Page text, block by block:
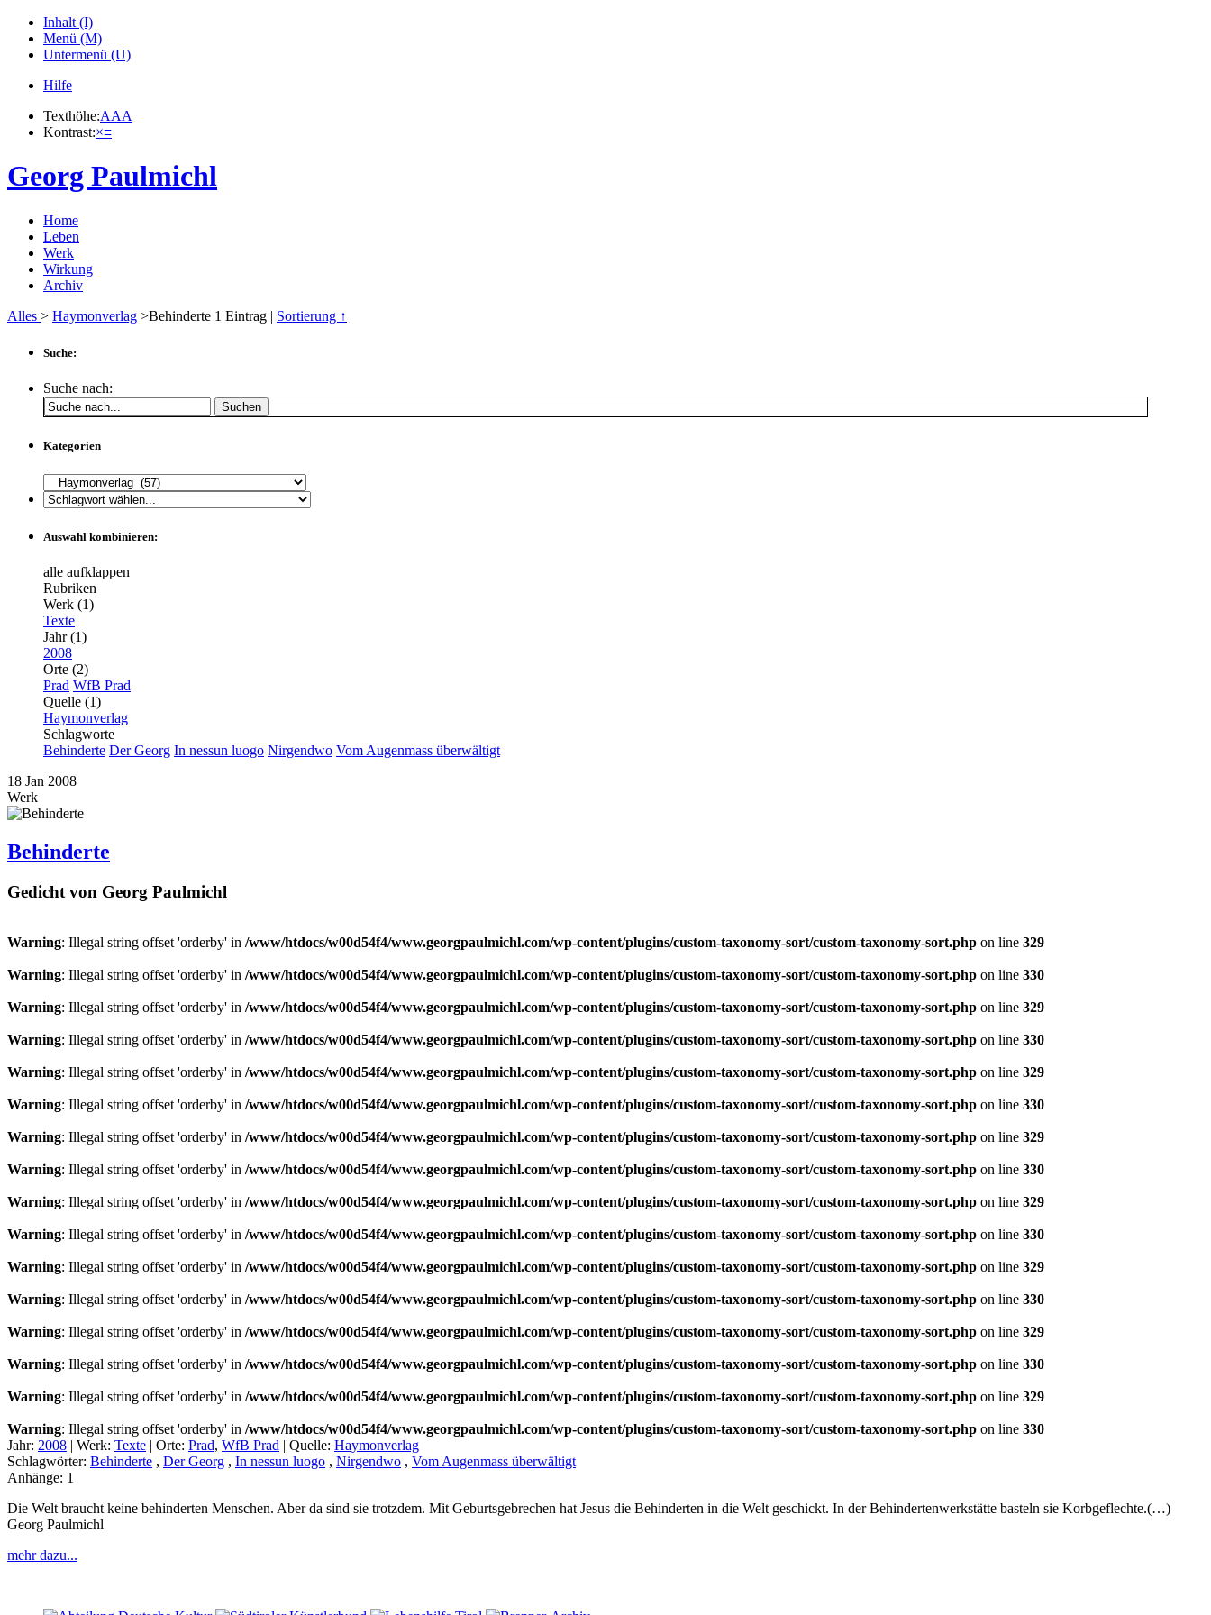
Inhalt (I)
Menü (M)
Untermenü (U)
Hilfe
Texthöhe:AAA
Kontrast:×≡
Georg Paulmichl
Home
Leben
Werk
Wirkung
Archiv
Alles > Haymonverlag >Behinderte 1 Eintrag | Sortierung ↑
Suche:
Suche nach:
Suchen
Kategorien
Auswahl kombinieren:
alle aufklappen
Rubriken
Werk (1)
Texte
Jahr (1)
2008
Orte (2)
Prad WfB Prad
Quelle (1)
Haymonverlag
Schlagworte
Behinderte Der Georg In nessun luogo Nirgendwo Vom Augenmass überwältigt
18 Jan 2008
Werk
Behinderte
Gedicht von Georg Paulmichl
Warning: Illegal string offset 'orderby' in /www/htdocs/w00d54f4/www.georgpaulmichl.com/wp-content/plugins/custom-taxonomy-sort/custom-taxonomy-sort.php on line 329
Warning: Illegal string offset 'orderby' in /www/htdocs/w00d54f4/www.georgpaulmichl.com/wp-content/plugins/custom-taxonomy-sort/custom-taxonomy-sort.php on line 330
Warning: Illegal string offset 'orderby' in /www/htdocs/w00d54f4/www.georgpaulmichl.com/wp-content/plugins/custom-taxonomy-sort/custom-taxonomy-sort.php on line 329
Warning: Illegal string offset 'orderby' in /www/htdocs/w00d54f4/www.georgpaulmichl.com/wp-content/plugins/custom-taxonomy-sort/custom-taxonomy-sort.php on line 330
Warning: Illegal string offset 'orderby' in /www/htdocs/w00d54f4/www.georgpaulmichl.com/wp-content/plugins/custom-taxonomy-sort/custom-taxonomy-sort.php on line 329
Warning: Illegal string offset 'orderby' in /www/htdocs/w00d54f4/www.georgpaulmichl.com/wp-content/plugins/custom-taxonomy-sort/custom-taxonomy-sort.php on line 330
Warning: Illegal string offset 'orderby' in /www/htdocs/w00d54f4/www.georgpaulmichl.com/wp-content/plugins/custom-taxonomy-sort/custom-taxonomy-sort.php on line 329
Warning: Illegal string offset 'orderby' in /www/htdocs/w00d54f4/www.georgpaulmichl.com/wp-content/plugins/custom-taxonomy-sort/custom-taxonomy-sort.php on line 330
Warning: Illegal string offset 'orderby' in /www/htdocs/w00d54f4/www.georgpaulmichl.com/wp-content/plugins/custom-taxonomy-sort/custom-taxonomy-sort.php on line 329
Warning: Illegal string offset 'orderby' in /www/htdocs/w00d54f4/www.georgpaulmichl.com/wp-content/plugins/custom-taxonomy-sort/custom-taxonomy-sort.php on line 330
Warning: Illegal string offset 'orderby' in /www/htdocs/w00d54f4/www.georgpaulmichl.com/wp-content/plugins/custom-taxonomy-sort/custom-taxonomy-sort.php on line 329
Warning: Illegal string offset 'orderby' in /www/htdocs/w00d54f4/www.georgpaulmichl.com/wp-content/plugins/custom-taxonomy-sort/custom-taxonomy-sort.php on line 330
Warning: Illegal string offset 'orderby' in /www/htdocs/w00d54f4/www.georgpaulmichl.com/wp-content/plugins/custom-taxonomy-sort/custom-taxonomy-sort.php on line 329
Warning: Illegal string offset 'orderby' in /www/htdocs/w00d54f4/www.georgpaulmichl.com/wp-content/plugins/custom-taxonomy-sort/custom-taxonomy-sort.php on line 330
Warning: Illegal string offset 'orderby' in /www/htdocs/w00d54f4/www.georgpaulmichl.com/wp-content/plugins/custom-taxonomy-sort/custom-taxonomy-sort.php on line 329
Warning: Illegal string offset 'orderby' in /www/htdocs/w00d54f4/www.georgpaulmichl.com/wp-content/plugins/custom-taxonomy-sort/custom-taxonomy-sort.php on line 330
Jahr: 2008 | Werk: Texte | Orte: Prad, WfB Prad | Quelle: Haymonverlag
Schlagwörter: Behinderte , Der Georg , In nessun luogo , Nirgendwo , Vom Augenmass überwältigt
Anhänge: 1
Die Welt braucht keine behinderten Menschen. Aber da sind sie trotzdem. Mit Geburtsgebrechen hat Jesus die Behinderten in die Welt geschickt. In der Behindertenwerkstätte basteln sie Korbgeflechte.(…)
Georg Paulmichl
mehr dazu...